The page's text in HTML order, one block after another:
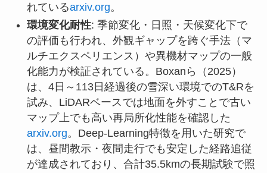
れているarxiv.org。
環境変化耐性: 季節変化・日照・天候変化下で
の評価も行われ、外観ギャップを跨ぐ手法（マ
ルチエクスペリエンス）や異機材マップの一般
化能力が検証されている。Boxanら（2025）
は、4日～113日経過後の雪深い環境でのT&Rを
試み、LiDARベースでは地面を外すことで古い
マップ上でも高い再局所化性能を確認した
arxiv.org。Deep-Learning特徴を用いた研究で
は、昼間教示・夜間走行でも安定した経路追従
が達成されており、合計35.5kmの長期試験で照